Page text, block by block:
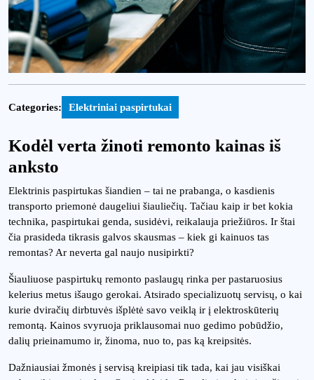
Categories: Elektriniai paspirtukai
Kodėl verta žinoti remonto kainas iš
anksto
Elektrinis paspirtukas šiandien – tai ne prabanga, o kasdienis
transporto priemonė daugeliui šiauliečių. Tačiau kaip ir bet kokia
technika, paspirtukai genda, susidėvi, reikalauja priežiūros. Ir štai
čia prasideda tikrasis galvos skausmas – kiek gi kainuos tas
remontas? Ar neverta gal naujo nusipirkti?
Šiauliuose paspirtukų remonto paslaugų rinka per pastaruosius
kelerius metus išaugo gerokai. Atsirado specializuotų servisų, o kai
kurie dviračių dirbtuvės išplėtė savo veiklą ir į elektroskūterių
remontą. Kainos svyruoja priklausomai nuo gedimo pobūdžio,
dalių prieinamumo ir, žinoma, nuo to, pas ką kreipsitės.
Dažniausiai žmonės į servisą kreipiasi tik tada, kai jau visiškai